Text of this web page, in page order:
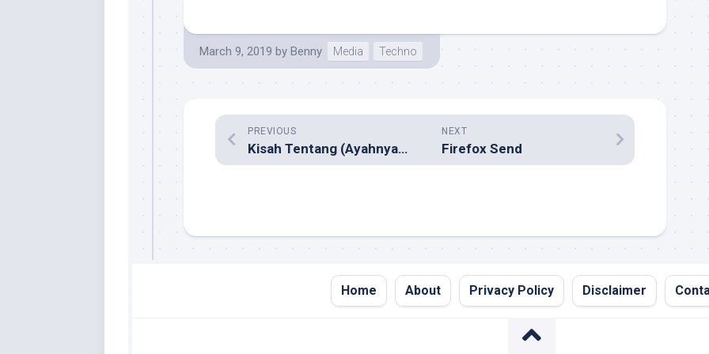
March 9, 2019 by Benny Media Techno
NEXT
Firefox Send
PREVIOUS
Kisah Tentang (Ayahnya) Ahok?
Home About Privacy Policy Disclaimer